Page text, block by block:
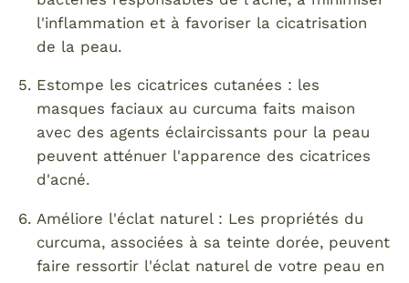
l'inflammation et à favoriser la cicatrisation
de la peau.
Estompe les cicatrices cutanées : les
masques faciaux au curcuma faits maison
avec des agents éclaircissants pour la peau
peuvent atténuer l'apparence des cicatrices
d'acné.
Améliore l'éclat naturel : Les propriétés du
curcuma, associées à sa teinte dorée, peuvent
faire ressortir l'éclat naturel de votre peau en